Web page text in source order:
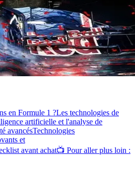
en Formule 1 ?Les technologies de
artificielle et l'analyse de
avancésTechnologies
et
avant achat📺 Pour aller plus loin :